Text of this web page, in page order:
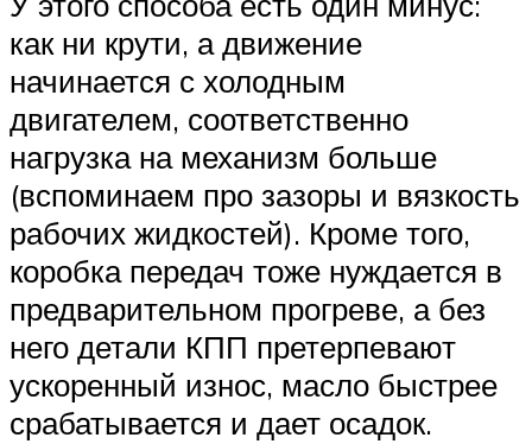
как ни крути, а движение
начинается с холодным
двигателем, соответственно
нагрузка на механизм больше
(вспоминаем про зазоры и вязкость
рабочих жидкостей). Кроме того,
коробка передач тоже нуждается в
предварительном прогреве, а без
него детали КПП претерпевают
ускоренный износ, масло быстрее
срабатывается и дает осадок.